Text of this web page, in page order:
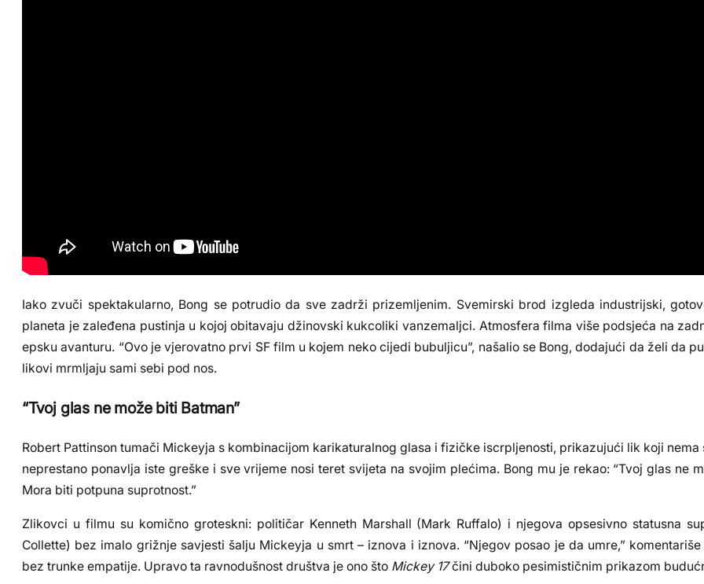
Iako zvuči spektakularno, Bong se potrudio da sve zadrži prizemljenim. Svemirski brod izgleda industrijski,
planeta je zaleđena pustinja u kojoj obitavaju džinovski kukcoliki vanzemaljci. Atmosfera filma više podsjeća na
epsku avanturu. “Ovo je vjerovatno prvi SF film u kojem neko cijedi bubuljicu”, našalio se Bong, dodajući da želi da
likovi mrmljaju sami sebi pod nos.
“Tvoj glas ne može biti Batman”
Robert Pattinson tumači Mickeyja s kombinacijom karikaturalnog glasa i fizičke iscrpljenosti, prikazujući lik koji nema
neprestano ponavlja iste greške i sve vrijeme nosi teret svijeta na svojim plećima. Bong mu je rekao: “Tvoj glas ne
Mora biti potpuna suprotnost.”
Zlikovci u filmu su komično groteskni: političar Kenneth Marshall (Mark Ruffalo) i njegova opsesivno statusna
Collette) bez imalo grižnje savjesti šalju Mickeyja u smrt – iznova i iznova. “Njegov posao je da umre,”
bez trunke empatije. Upravo ta ravnodušnost društva je ono što Mickey 17čini duboko pesimističnim prikazom